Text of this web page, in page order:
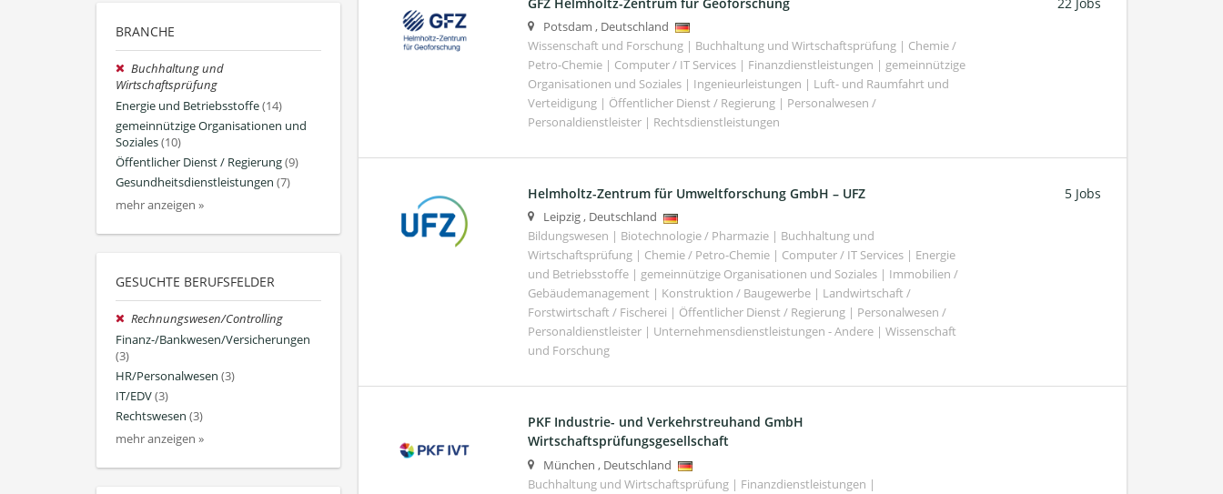
BRANCHE
Buchhaltung und
Wirtschaftsprüfung
Energie und Betriebsstoffe(14)
gemeinnützige Organisationen und
Soziales(10)
Öffentlicher Dienst / Regierung(9)
Gesundheitsdienstleistungen (7)
mehr anzeigen »
GESUCHTE BERUFSFELDER
Rechnungswesen/Controlling
Finanz-/Bankwesen/Versicherungen
(3)
HR/Personalwesen (3)
IT/EDV(3)
Rechtswesen (3)
mehr anzeigen »
Potsdam , Deutschland
Wissenschaft und Forschung | Buchhaltung und Wirtschaftsprüfung | Chemie /
Petro-Chemie | Computer / IT Services | Finanzdienstleistungen | gemeinnützige
Organisationen und Soziales | Ingenieurleistungen | Luft- und Raumfahrt und
Verteidigung | Öffentlicher Dienst / Regierung | Personalwesen /
Personaldienstleister | Rechtsdienstleistungen
Helmholtz-Zentrum für Umweltforschung GmbH – UFZ
Leipzig, Deutschland
Bildungswesen | Biotechnologie / Pharmazie | Buchhaltung und
Wirtschaftsprüfung | Chemie / Petro-Chemie | Computer / IT Services | Energie
und Betriebsstoffe | gemeinnützige Organisationen und Soziales | Immobilien /
Gebäudemanagement | Konstruktion / Baugewerbe | Landwirtschaft /
Forstwirtschaft / Fischerei | Öffentlicher Dienst / Regierung | Personalwesen /
Personaldienstleister | Unternehmensdienstleistungen - Andere | Wissenschaft
und Forschung
5 Jobs
PKF Industrie- und Verkehrstreuhand GmbH
Wirtschaftsprüfungsgesellschaft
München , Deutschland
Buchhaltung und Wirtschaftsprüfung | Finanzdienstleistungen |